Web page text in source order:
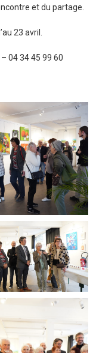
et du partage.
23 avril.
04 34 45 99 60